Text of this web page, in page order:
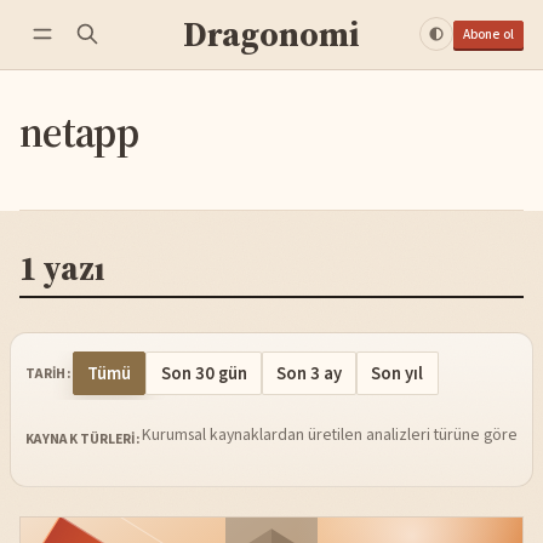
Dragonomi Abone ol
netapp
1 yazı
TARIH: Tümü Son 30 gün Son 3 ay Son yıl
KAYNAK TÜRLERI:Kurumsal kaynaklardan üretilen analizleri türüne göre